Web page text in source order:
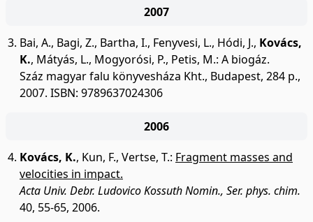
2007
Bai, A., Bagi, Z., Bartha, I., Fenyvesi, L., Hódi, J., Kovács,
K., Mátyás, L., Mogyorósi, P., Petis, M.: A biogáz.
Száz magyar falu könyvesháza Kht., Budapest, 284 p.,
2007. ISBN: 9789637024306
2006
Kovács, K., Kun, F., Vertse, T.: Fragment masses and
velocities in impact.
Acta Univ. Debr. Ludovico Kossuth Nomin., Ser. phys. chim.
40, 55-65, 2006.